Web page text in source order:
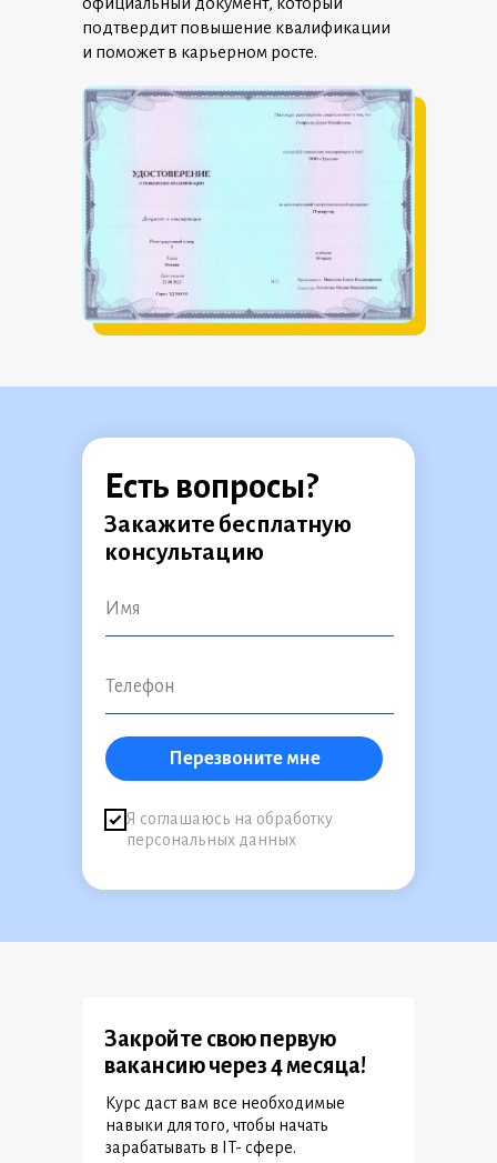
подтвердит повышение квалификации
и поможет в карьерном росте.
Закажите бесплатную
консультацию
Перезвоните мне
Я соглашаюсь на обработку
персональных данных
Есть вопросы?
Курс даст вам все необходимые
навыки для того, чтобы начать
зарабатывать в IT- сфере.
Закройте свою первую
вакансию через 4 месяца!